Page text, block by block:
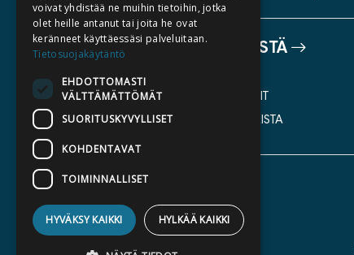
TIETOA MEISTÄ
KATALOGIT
AJANKOHTAISTA
voivat yhdistää ne muihin tietoihin, jotka
olet heille antanut tai joita he ovat
keränneet käyttäessäsi palveluitaan.
Tietosuojakäytäntö
EHDOTTOMASTI
VÄLTTÄMÄTTÖMÄT
SUORITUSKYVYLLISET
KOHDENTAVAT
TOIMINNALLISET
HYVÄKSY KAIKKI HYLKÄÄ KAIKKI